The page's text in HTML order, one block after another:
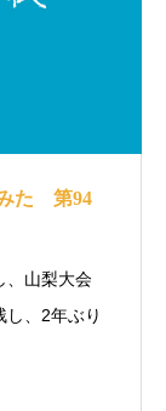
た 第94
、山梨大会
、2年ぶり